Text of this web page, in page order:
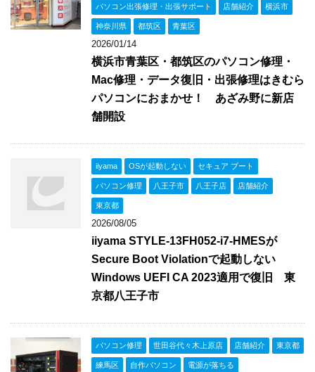
パソコン出張修理・出張サポート 店舗紹介 横浜市
神奈川県 都筑区 青葉区
2026/01/14
横浜市青葉区・都筑区のパソコン修理・
Mac修理・データ復旧・出張修理はきむら
パソコンにおまかせ！ あざみ野に新店
舗開設
iiyama OSが起動しない セキュア ブート
パソコン修理 八王子市 八王子店 店舗紹介
東京都
2026/08/05
iiyama STYLE-13FH052-i7-HMESが
Secure Boot Violationで起動しない
Windows UEFI CA 2023適用で復旧 東
京都八王子市
パソコン修理 世田谷代々木上原店 店舗紹介 東京都
練馬区 自作パソコン 電源が落ちる